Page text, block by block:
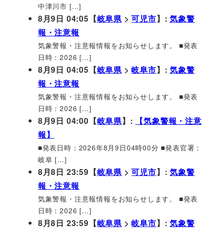
中津川市 […]
8月9日 04:05【岐阜県 >可児市】:気象警
報・注意報
気象警報・注意報情報をお知らせします。 ■発表
日時：2026 […]
8月9日 04:05【岐阜県 >岐阜市】:気象警
報・注意報
気象警報・注意報情報をお知らせします。 ■発表
日時：2026 […]
8月9日 04:00【岐阜県】:
【気象警報・注意
報】
■発表日時：2026年8月9日04時00分 ■発表官署：
岐阜 […]
8月8日 23:59【岐阜県 >可児市】:気象警
報・注意報
気象警報・注意報情報をお知らせします。 ■発表
日時：2026 […]
8月8日 23:59【岐阜県 >岐阜市】:気象警